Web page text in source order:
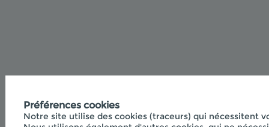
Préférences cookies
Notre site utilise des cookies (traceurs) qui nécessitent